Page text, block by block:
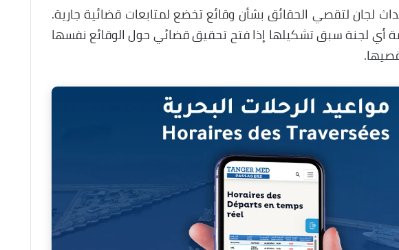
لجان لتقصي الحقائق بشأن وقائع تخضع لمتابعات قضائية جارية.
أي لجنة سبق تشكيلها إذا فتح تحقيق قضائي حول الوقائع نفسها